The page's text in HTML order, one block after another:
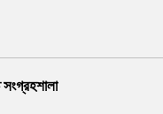
সংগ্রহশালা